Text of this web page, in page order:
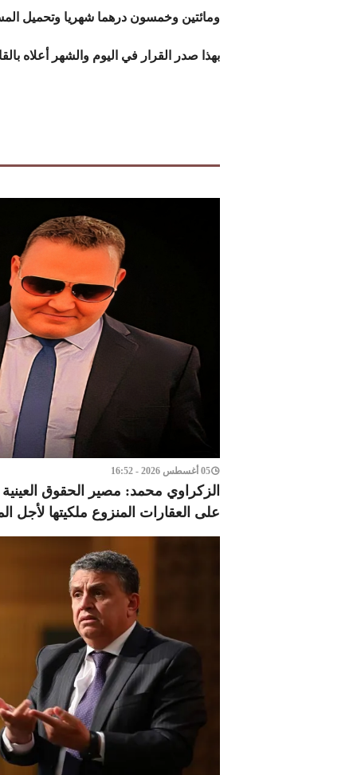
ومائتين وخمسون درهما شهريا وتحميل
بهذا صدر القرار في اليوم والشهر أعلاه
05 أغسطس 2026 - 16:52
الزكراوي محمد: مصير الحقوق العينية
على العقارات المنزوع ملكيتها لأجل